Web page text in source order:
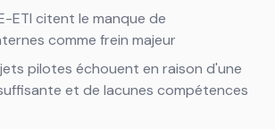
ETI citent le manque de
comme frein majeur
pilotes échouent en raison d'une
et de lacunes compétences